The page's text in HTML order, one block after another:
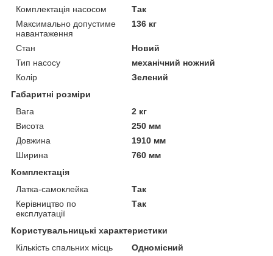
Комплектація насосом
Так
Максимально допустиме
навантаження
136 кг
Стан
Новий
Тип насосу
механічний ножний
Колір
Зелений
Габаритні розміри
Вага
2 кг
Висота
250 мм
Довжина
1910 мм
Ширина
760 мм
Комплектація
Латка-самоклейка
Так
Керівництво по
експлуатації
Так
Користувальницькі характеристики
Кількість спальних місць
Одномісний